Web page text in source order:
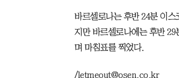
바르셀로나는 후반 24분 이
지만 바르셀로나에는 후반
며 마침표를 찍었다.
/letmeout@osen.co.kr